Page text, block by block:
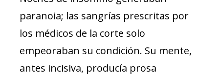
paranoia; las sangrías prescritas por
los médicos de la corte solo
empeoraban su condición. Su mente,
antes incisiva, producía prosa